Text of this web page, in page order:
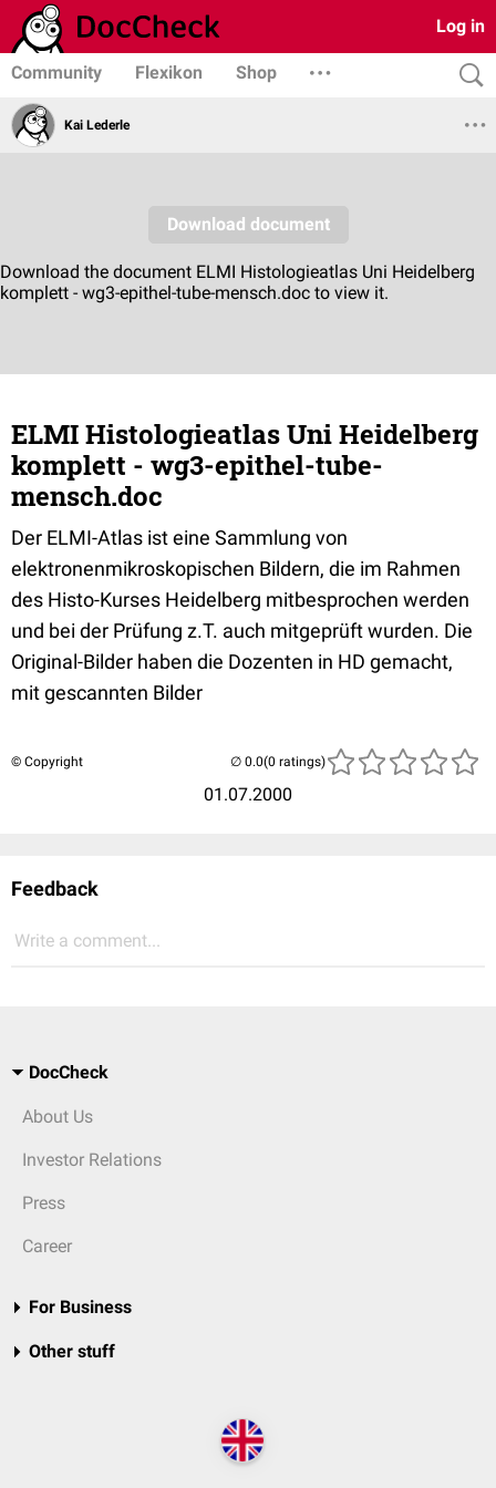
Log in
Community Flexikon Shop
Kai Lederle
ELMI Histologieatlas Uni Heidelberg
komplett - wg3-epithel-tube-
mensch.doc
Der ELMI-Atlas ist eine Sammlung von
elektronenmikroskopischen Bildern, die im Rahmen
des Histo-Kurses Heidelberg mitbesprochen werden
und bei der Prüfung z.T. auch mitgeprüft wurden. Die
Original-Bilder haben die Dozenten in HD gemacht,
mit gescannten Bilder
© Copyright
01.07.2000
(0 ratings)
Feedback
Write a comment...
DocCheck
About Us
Investor Relations
Press
Career
For Business
Other stuff